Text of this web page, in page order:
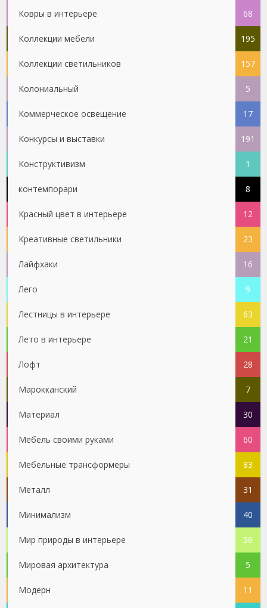
Ковры в интерьере 68
Коллекции мебели 195
Коллекции светильников 157
Колониальный 5
Коммерческое освещение 17
Конкурсы и выставки 191
Конструктивизм 1
контемпорари 8
Красный цвет в интерьере 12
Креативные светильники 23
Лайфхаки 16
Лего 9
Лестницы в интерьере 63
Лето в интерьере 21
Лофт 28
Марокканский 7
Материал 30
Мебель своими руками 60
Мебельные трансформеры 83
Металл 31
Минимализм 40
Мир природы в интерьере 56
Мировая архитектура 5
Модерн 11